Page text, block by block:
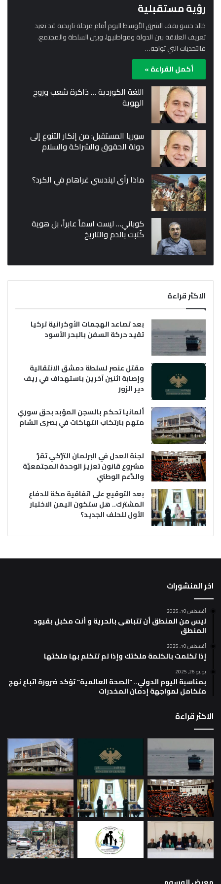
رؤية مستقبلية
خالد حسو يقف الشرق الأوسط اليوم أمام مرحلة تاريخية قد تعيد
تعريف العلاقة بين الدولة ومواطنيها، وبين السلطة والمجتمع.
فالتحديات التي تواجه…
أكمل القراءة »
اللغة الكوردية … ذاكرة شعب وروح
الهوية
سوريا المستقبل: من إنكار التنوع إلى
دولة الحقوق والشراكة والسلام
ماذا رأى ليندسي غراهام في الكرد؟
كوباني… ليست اسماً عابراً، بل هوية
كُتبت بالدم والتاريخ
الاكثر قراءة
بعد تصاعد الهجمات الأوكرانية تركيا
تقيد حركة السفن بالبحر الأسود
مقتل عنصر لسلطة دمشق الانتقالية
وإصابة اثنين آخرين باستهداف في ريف
دير الزور
ألمانيا تحكم بالسجن المؤبد بحق سوري
متهم بارتكاب انتهاكات في بصرى الشام
لجنة العدل في البرلمان التُّركي تقرُّ
مشروع قانون تعزيز الوحدة المجتمعيَّة
والدَّعم الوطني
بعد التوقيع على اتفاقية مكة للدفاع
المشترك.. هل ستكون اليمن الاختبار
الأول للحلف الجديد؟
اخر المنشورات
أغسطس 10, 2025
ليس من المنطق أن تتباهى بالحرية و أنت مكبل بقيود
المنطق
أغسطس 10, 2025
إذا تكلمت بالكلمة ملكتك وإذا لم تتكلم بها ملكتها
يونيو 26, 2025
بمناسبة اليوم الدولي.. “الصحة العالمية” تؤكد ضرورة اتباع نهج
متكامل لمواجهة إدمان المخدرات
الاكثر قراءة